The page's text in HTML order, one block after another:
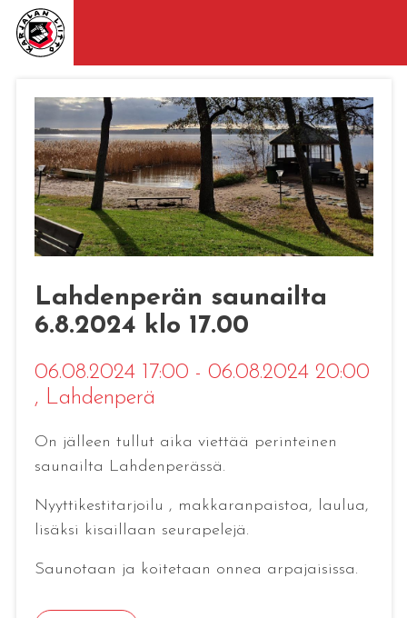
Lahdenperän saunailta
6.8.2024 klo 17.00
06.08.2024 17:00 - 06.08.2024 20:00
, Lahdenperä
On jälleen tullut aika viettää perinteinen
saunailta Lahdenperässä.
Nyyttikestitarjoilu , makkaranpaistoa, laulua,
lisäksi kisaillaan seurapelejä.
Saunotaan ja koitetaan onnea arpajaisissa.